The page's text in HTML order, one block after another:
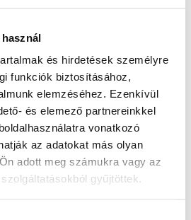
és hirdetések személyre
funkciók biztosításához,
elemzéséhez. Ezenkívül
és elemező partnereinkkel
vonatkozó
az adatokat más olyan
adott meg számukra vagy az
gyűjtöttek.
a fenti
jegyet? A legtöbb…
Webshop reklamáció
vagy kijavított